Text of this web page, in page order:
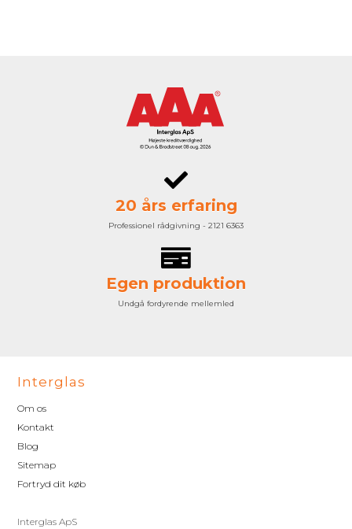
20 års erfaring
Professionel rådgivning - 2121 6363
Egen produktion
Undgå fordyrende mellemled
Interglas
Om os
Kontakt
Blog
Sitemap
Fortryd dit køb
Interglas ApS